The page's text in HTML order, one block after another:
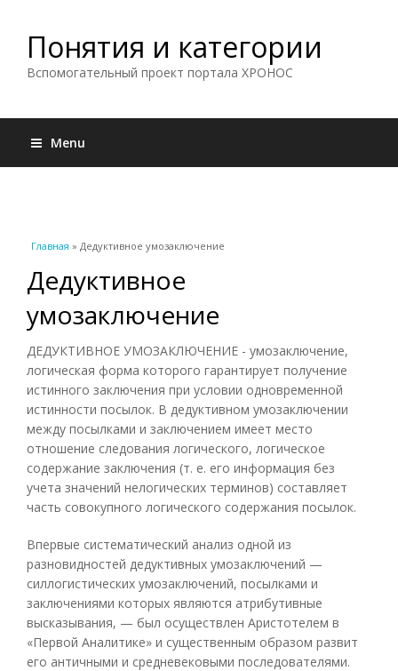
Понятия и категории
Вспомогательный проект портала ХРОНОС
Menu
Вы здесь
Главная » Дедуктивное умозаключение
Дедуктивное
умозаключение
ДЕДУКТИВНОЕ УМОЗАКЛЮЧЕНИЕ - умозаключение,
логическая форма которого гарантирует получение
истинного заключения при условии одновременной
истинности посылок. В дедуктивном умозаключении
между посылками и заключением имеет место
отношение следования логического, логическое
содержание заключения (т. е. его информация без
учета значений нелогических терминов) составляет
часть совокупного логического содержания посылок.
Впервые систематический анализ одной из
разновидностей дедуктивных умозаключений —
силлогистических умозаключений, посылками и
заключениями которых являются атрибутивные
высказывания, — был осуществлен Аристотелем в
«Первой Аналитике» и существенным образом развит
его античными и средневековыми последователями.